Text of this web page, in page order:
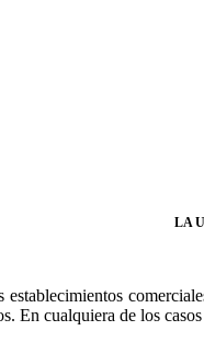
LA
En cualquiera de los